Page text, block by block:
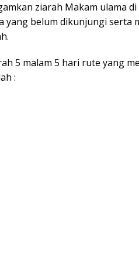
ziarah Makam ulama
yang belum dikunjungi serta
5 malam 5 hari rute yang
: